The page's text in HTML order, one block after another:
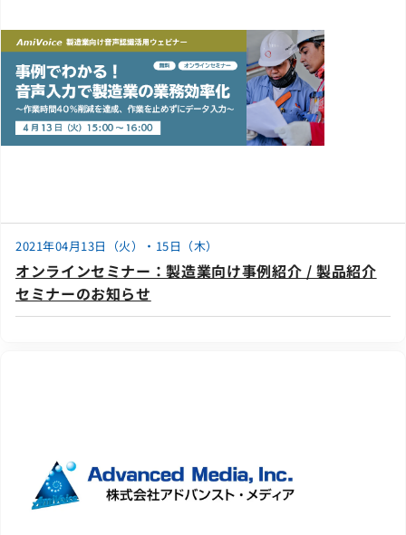
2021年04月13日（火）・15日（木）
オンラインセミナー：製造業向け事例紹介 / 製品紹介
セミナーのお知らせ